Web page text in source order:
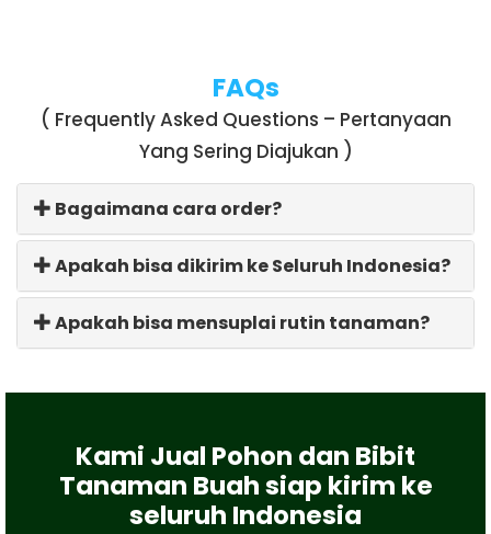
FAQs
( Frequently Asked Questions – Pertanyaan
Yang Sering Diajukan )
Bagaimana cara order?
Apakah bisa dikirim ke Seluruh Indonesia?
Apakah bisa mensuplai rutin tanaman?
Kami Jual Pohon dan Bibit
Tanaman Buah siap kirim ke
seluruh Indonesia